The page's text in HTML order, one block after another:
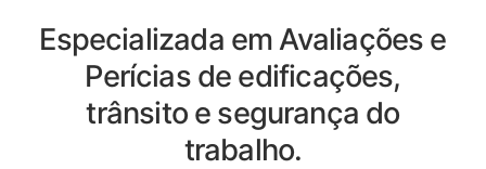
Especializada em Avaliações e
Perícias de edificações,
trânsito e segurança do
trabalho.